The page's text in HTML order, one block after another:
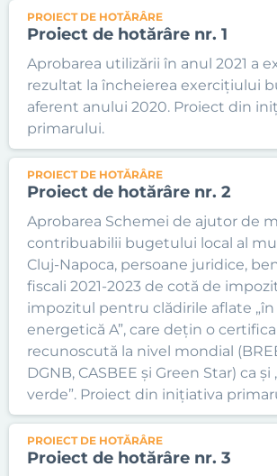
PROIECT DE HOTĂRÂRE
Proiect de hotărâre nr. 1
Aprobarea utilizării în anul 2021 a
rezultat la încheierea exercițiului
aferent anului 2020. Proiect din
primarului.
PROIECT DE HOTĂRÂRE
Proiect de hotărâre nr. 2
Aprobarea Schemei de ajutor de
contribuabilii bugetului local al
Cluj-Napoca, persoane juridice,
fiscali 2021-2023 de cotă de
impozitul pentru clădirile aflate „în
energetică A”, care dețin o
recunoscută la nivel mondial
DGNB, CASBEE și Green Star) ca și
verde”. Proiect din inițiativa
PROIECT DE HOTĂRÂRE
Proiect de hotărâre nr. 3